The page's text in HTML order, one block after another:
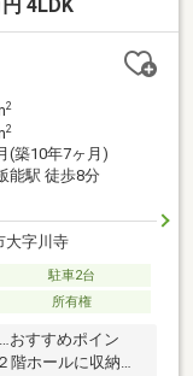
別な時間に変わ
レ●使いやすいタ
たくさんの洋服を
以外にも、普段使
間です。
4LDK
2
2
(築10年7ヶ月)
能駅 徒歩8分
大字川寺
駐車2台
所有権
おすすめポイン
ホールに収納！